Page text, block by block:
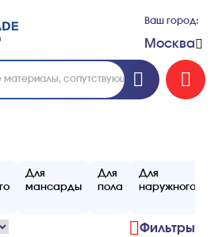
Ваш город:
Москва
Для
мансарды
Для
пола
Для
наружного
Фильтры